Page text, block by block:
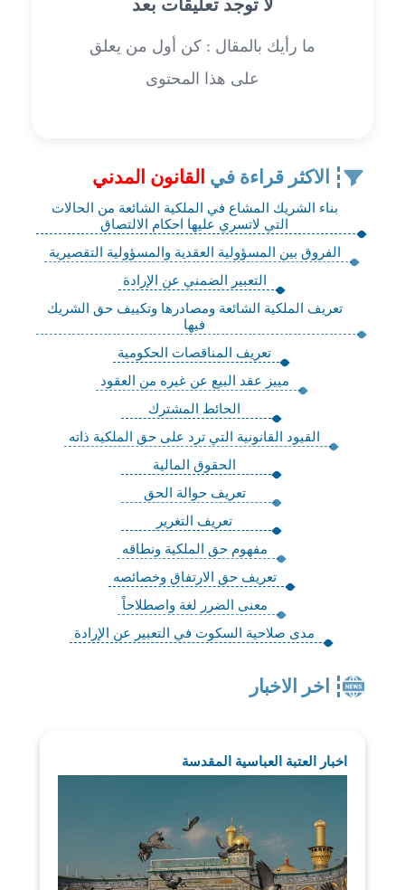
لا توجد تعليقات بعد
ما رأيك بالمقال : كن أول من يعلق
على هذا المحتوى
الاكثر قراءة في القانون المدني
بناء الشريك المشاع في الملكية الشائعة من الحالات
التي لاتسري عليها احكام الالتصاق
الفروق بين المسؤولية العقدية والمسؤولية التقصيرية
التعبير الضمني عن الإرادة
تعريف الملكية الشائعة ومصادرها وتكييف حق الشريك
فيها
تعريف المناقصات الحكومية
مييز عقد البيع عن غيره من العقود
الحائط المشترك
القيود القانونية التي ترد على حق الملكية ذاته
الحقوق المالية
تعريف حوالة الحق
تعريف التغرير
مفهوم حق الملكية ونطاقه
تعريف حق الارتفاق وخصائصه
معنى الضرر لغة واصطلاحاً
مدى صلاحية السكوت في التعبير عن الإرادة
اخر الاخبار
اخبار العتبة العباسية المقدسة